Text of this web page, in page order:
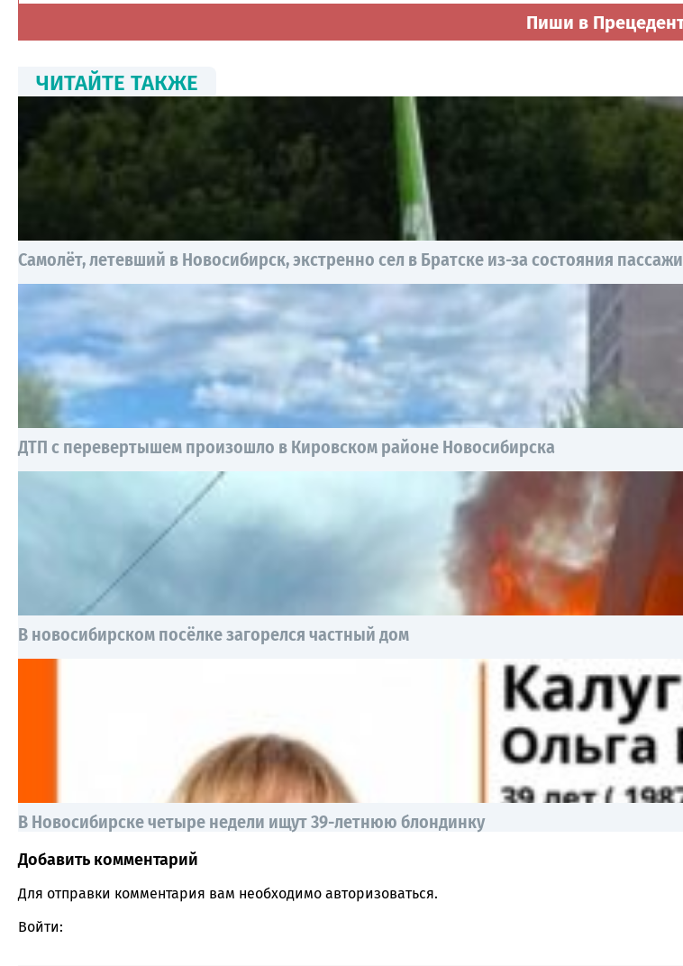
Пиши в
ЧИТАЙТЕ ТАКЖЕ
Самолёт, летевший в Новосибирск, экстренно сел в Братске из-за состояния
ДТП с перевертышем произошло в Кировском районе Новосибирска
В новосибирском посёлке загорелся частный дом
В Новосибирске четыре недели ищут 39-летнюю блондинку
Comment section
Добавить комментарий
Для отправки комментария вам необходимо авторизоваться.
Войти: